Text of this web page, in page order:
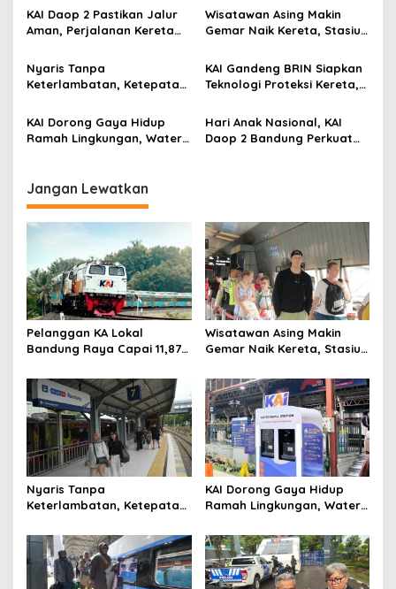
Pengembangan
Infrastruktur Berbasis
Kebutuhan
Kemacetan Menuju Stasiun
KAI Daop 2 Pastikan Jalur
Aman, Perjalanan Kereta
Gempa Pangandaran
Wisatawan Asing Makin
Gemar Naik Kereta, Stasiun
Utama di Jawa Barat
Nyaris Tanpa
Keterlambatan, Ketepatan
Tembus 99,85 Persen
KAI Gandeng BRIN Siapkan
Teknologi Proteksi Kereta,
hingga 2027
KAI Dorong Gaya Hidup
Ramah Lingkungan, Water
Hari Anak Nasional, KAI
Daop 2 Bandung Perkuat
Jangan Lewatkan
Pelanggan KA Lokal
Bandung Raya Capai 11,87
Pengembangan
Infrastruktur Berbasis
Kebutuhan
Wisatawan Asing Makin
Gemar Naik Kereta, Stasiun
Utama di Jawa Barat
Nyaris Tanpa
Keterlambatan, Ketepatan
Tembus 99,85 Persen
KAI Dorong Gaya Hidup
Ramah Lingkungan, Water
2,99 Juta Botol Plastik